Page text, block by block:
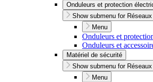
Onduleurs et protection
Show submenu for
Menu
Onduleurs et
Onduleurs et
Matériel de sécurité
Show submenu for
Menu